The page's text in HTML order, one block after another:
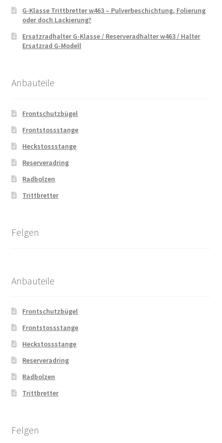
G-Klasse Trittbretter w463 – Pulverbeschichtung, Folierung
oder doch Lackierung?
Ersatzradhalter G-Klasse / Reserveradhalter w463 / Halter
Ersatzrad G-Modell
Anbauteile
Frontschutzbügel
Frontstossstange
Heckstossstange
Reserveradring
Radbolzen
Trittbretter
Felgen
Anbauteile
Frontschutzbügel
Frontstossstange
Heckstossstange
Reserveradring
Radbolzen
Trittbretter
Felgen